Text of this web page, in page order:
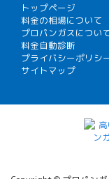
トップページ
料金の相場について
プロパンガスについ
料金自動診断
プライバシーポリシ
サイトマップ